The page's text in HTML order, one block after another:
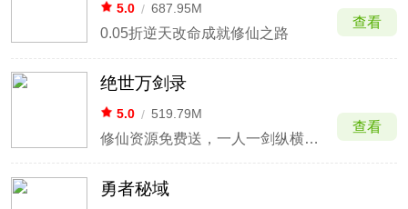
5.0 / 687.95M
0.05折逆天改命成就修仙之路
查看
绝世万剑录
5.0 / 519.79M
修仙资源免费送，一人一剑纵横三界
查看
勇者秘域